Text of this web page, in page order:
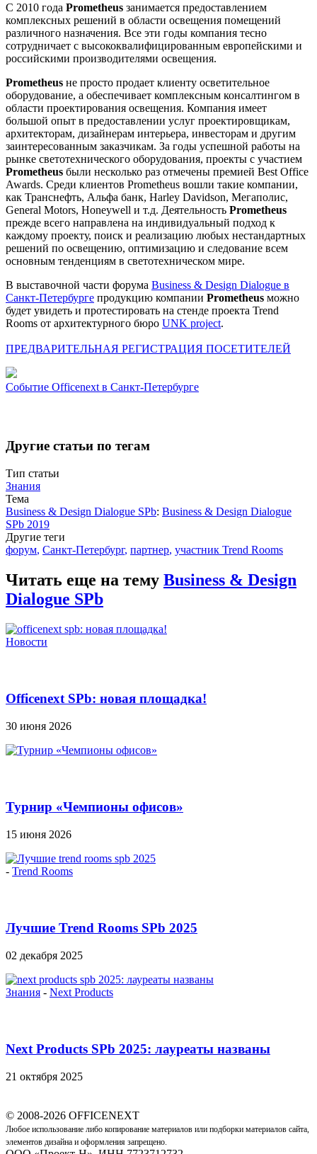
С 2010 года Prometheus занимается предоставлением
комплексных решений в области освещения помещений
различного назначения. Все эти годы компания тесно
сотрудничает с высококвалифицированным европейскими и
российскими производителями освещения.
Prometheus не просто продает клиенту осветительное
оборудование, а обеспечивает комплексным консалтингом в
области проектирования освещения. Компания имеет
большой опыт в предоставлении услуг проектировщикам,
архитекторам, дизайнерам интерьера, инвесторам и другим
заинтересованным заказчикам. За годы успешной работы на
рынке светотехнического оборудования, проекты с участием
Prometheus были несколько раз отмечены премией Best Office
Awards. Среди клиентов Prometheus вошли такие компании,
как Транснефть, Альфа банк, Harley Davidson, Мегаполис,
General Motors, Honeywell и т.д. Деятельность Prometheus
прежде всего направлена на индивидуальный подход к
каждому проекту, поиск и реализацию любых нестандартных
решений по освещению, оптимизацию и следование всем
основным тенденциям в светотехническом мире.
В выставочной части форума Business & Design Dialogue в
Санкт-Петербурге продукцию компании Prometheus можно
будет увидеть и протестировать на стенде проекта Trend
Rooms от архитектурного бюро UNK project.
ПРЕДВАРИТЕЛЬНАЯ РЕГИСТРАЦИЯ ПОСЕТИТЕЛЕЙ
Событие Officenext в Санкт-Петербурге
Другие статьи по тегам
Тип статьи
Знания
Тема
Business & Design Dialogue SPb: Business & Design Dialogue
SPb 2019
Другие теги
форум, Санкт-Петербург, партнер, участник Trend Rooms
Читать еще на тему Business & Design
Dialogue SPb
Новости
Officenext SPb: новая площадка!
30 июня 2026
Турнир «Чемпионы офисов»
15 июня 2026
- Trend Rooms
Лучшие Trend Rooms SPb 2025
02 декабря 2025
Знания - Next Products
Next Products SPb 2025: лауреаты названы
21 октября 2025
© 2008-2026 OFFICENEXT
Любое использование либо копирование материалов или подборки материалов сайта,
элементов дизайна и оформления запрещено.